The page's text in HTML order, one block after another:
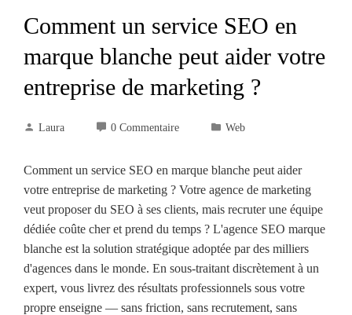
Comment un service SEO en
marque blanche peut aider votre
entreprise de marketing ?
Laura 0 Commentaire Web
Comment un service SEO en marque blanche peut aider
votre entreprise de marketing ? Votre agence de marketing
veut proposer du SEO à ses clients, mais recruter une équipe
dédiée coûte cher et prend du temps ? L'agence SEO marque
blanche est la solution stratégique adoptée par des milliers
d'agences dans le monde. En sous-traitant discrètement à un
expert, vous livrez des résultats professionnels sous votre
propre enseigne — sans friction, sans recrutement, sans